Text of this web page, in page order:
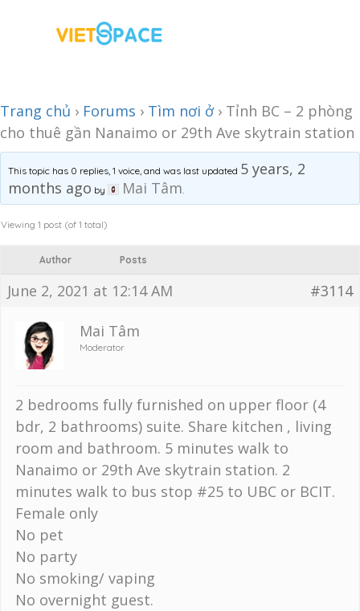
Trang chủ › Forums › Tìm nơi ở › Tỉnh BC – 2 phòng
cho thuê gần Nanaimo or 29th Ave skytrain station
This topic has 0 replies, 1 voice, and was last updated 5 years, 2
months ago by Mai Tâm.
Viewing 1 post (of 1 total)
Author Posts
June 2, 2021 at 12:14 AM #3114
Mai Tâm
Moderator
2 bedrooms fully furnished on upper floor (4
bdr, 2 bathrooms) suite. Share kitchen , living
room and bathroom. 5 minutes walk to
Nanaimo or 29th Ave skytrain station. 2
minutes walk to bus stop #25 to UBC or BCIT.
Female only
No pet
No party
No smoking/ vaping
No overnight guest.